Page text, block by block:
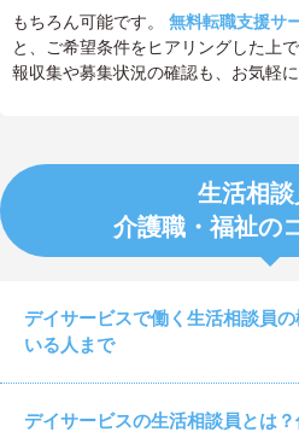
もちろん可能です。 無料転職支援サ
と、ご希望条件をヒアリングした上
報収集や募集状況の確認も、お気軽に
生活相
介護職・福祉の
デイサービスで働く生活相談員
いる人まで
デイサービスの生活相談員とは